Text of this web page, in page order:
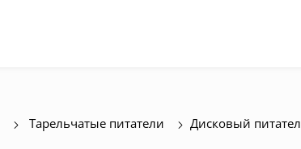
Тарельчатые питатели Дисковый